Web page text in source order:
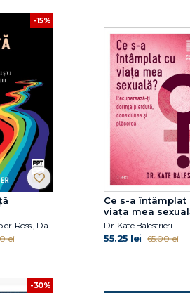
-15%
lei
Ce s-a întâmplat
viața mea
Dr. Kate Balestrieri
55.25 lei 65.00 lei
-30%